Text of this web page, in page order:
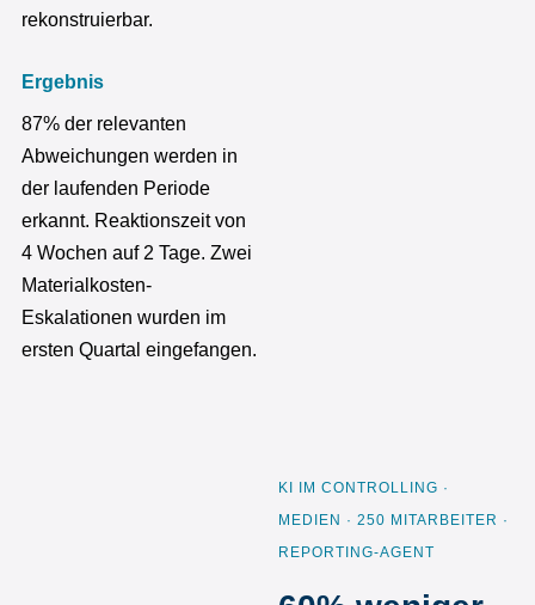
rekonstruierbar.
Ergebnis
87% der relevanten
Abweichungen werden in
der laufenden Periode
erkannt. Reaktionszeit von
4 Wochen auf 2 Tage. Zwei
Materialkosten-
Eskalationen wurden im
ersten Quartal eingefangen.
KI IM CONTROLLING ·
MEDIEN · 250 MITARBEITER ·
REPORTING-AGENT